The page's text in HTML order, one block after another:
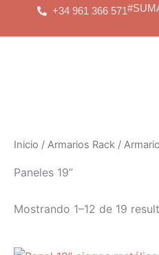
+34 961 366 571
Inicio / Armarios Rack /
Paneles 19”
Mostrando 1–12 de 19